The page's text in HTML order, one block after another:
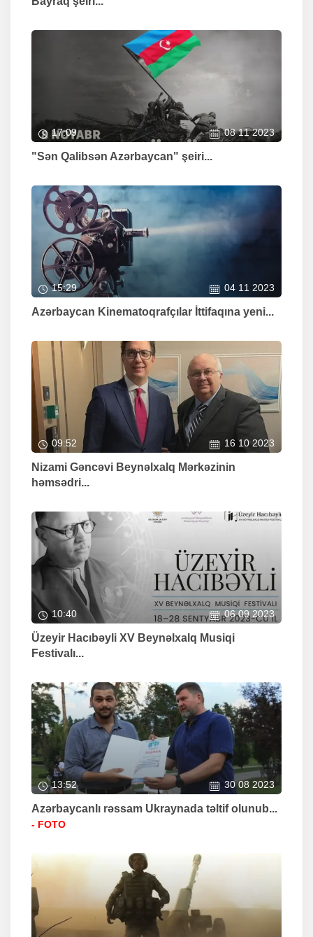
17:09 08 11 2023
"Sən Qalibsən Azərbaycan" şeiri...
15:29 04 11 2023
Azərbaycan Kinematoqrafçılar İttifaqına yeni...
09:52 16 10 2023
Nizami Gəncəvi Beynəlxalq Mərkəzinin
həmsədri...
10:40 06 09 2023
Üzeyir Hacıbəyli XV Beynəlxalq Musiqi
Festivalı...
13:52 30 08 2023
Azərbaycanlı rəssam Ukraynada təltif olunub...
- FOTO